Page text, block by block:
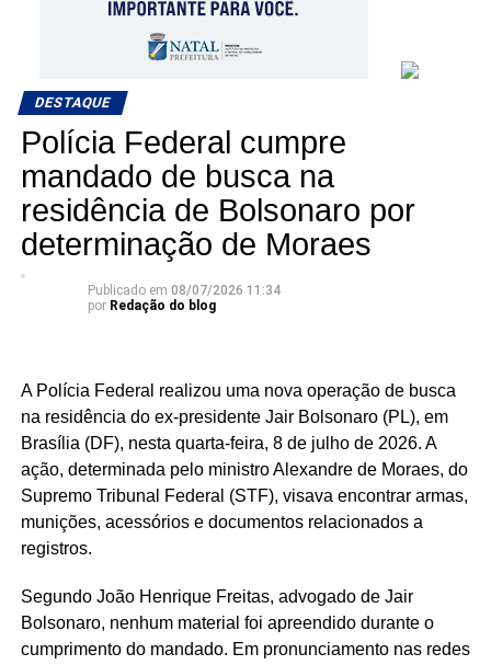
DESTAQUE
Polícia Federal cumpre
mandado de busca na
residência de Bolsonaro por
determinação de Moraes
Publicado em 08/07/2026 11:34
por Redação do blog
A Polícia Federal realizou uma nova operação de busca
na residência do ex-presidente Jair Bolsonaro (PL), em
Brasília (DF), nesta quarta-feira, 8 de julho de 2026. A
ação, determinada pelo ministro Alexandre de Moraes, do
Supremo Tribunal Federal (STF), visava encontrar armas,
munições, acessórios e documentos relacionados a
registros.
Segundo João Henrique Freitas, advogado de Jair
Bolsonaro, nenhum material foi apreendido durante o
cumprimento do mandado. Em pronunciamento nas redes